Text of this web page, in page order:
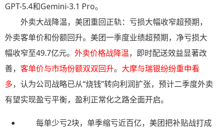
GPT-5.4和Gemini-3.1 Pro。
外卖大战降温，美团重回正轨：亏损大幅收窄超预期，
外卖客单价和份额回升。美团一季度业绩超预期，净亏损大
幅收窄至49.7亿元。 外卖价格战降温，即时配送效益显著改
善， 客单价与市场份额双双回升。 大摩与瑞银纷纷重申看
多，认为公司战略已从“烧钱”转向利润扩张，预计二季度外卖
有望实现盈亏平衡，盈利正常化之路全面开启。
每单少亏2块，单季缩亏近百亿，美团把补贴战打成